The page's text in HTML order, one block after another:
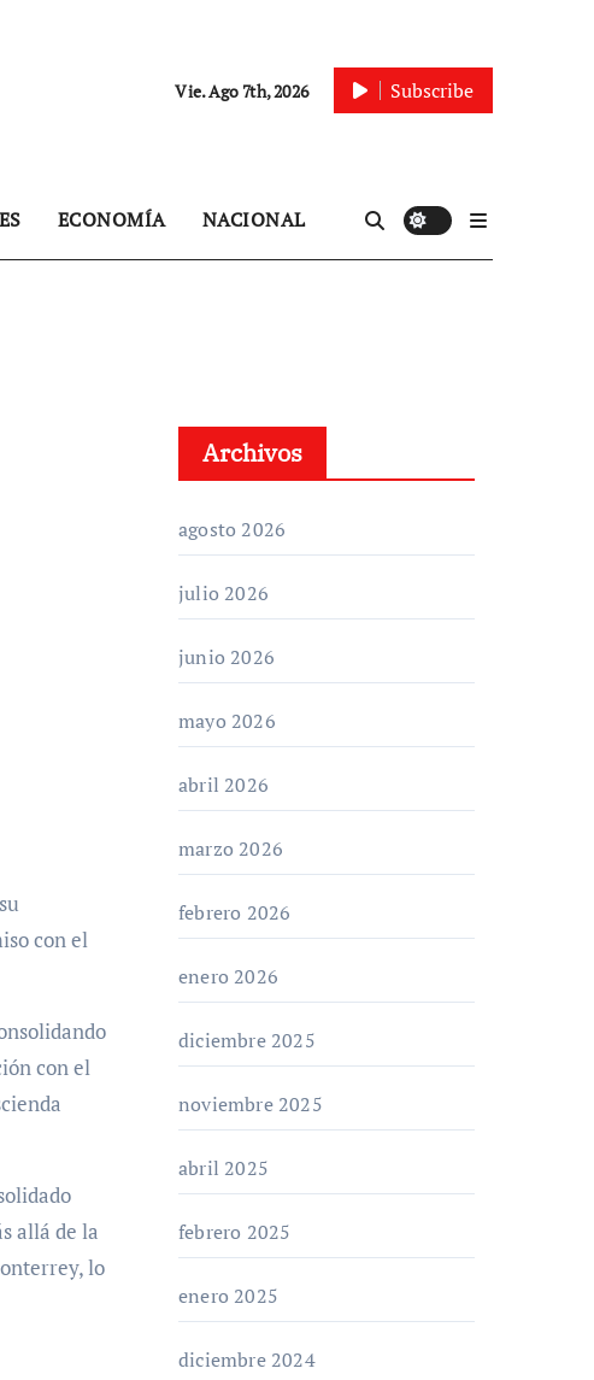
Vie. Ago 7th, 2026 Subscribe
ECONOMÍA NACIONAL
con el
con el
allá de la
lo
Archivos
agosto 2026
julio 2026
junio 2026
mayo 2026
abril 2026
marzo 2026
febrero 2026
enero 2026
diciembre 2025
noviembre 2025
abril 2025
febrero 2025
enero 2025
diciembre 2024